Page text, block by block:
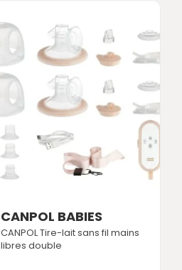
CANPOL BABIES
CANPOL Tire-lait sans fil mains
libres double